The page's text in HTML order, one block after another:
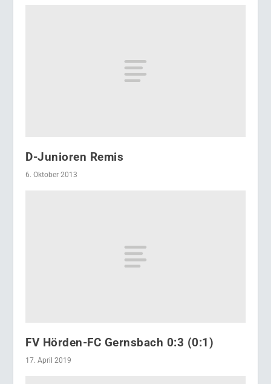
D-Junioren Remis
6. Oktober 2013
FV Hörden-FC Gernsbach 0:3 (0:1)
17. April 2019